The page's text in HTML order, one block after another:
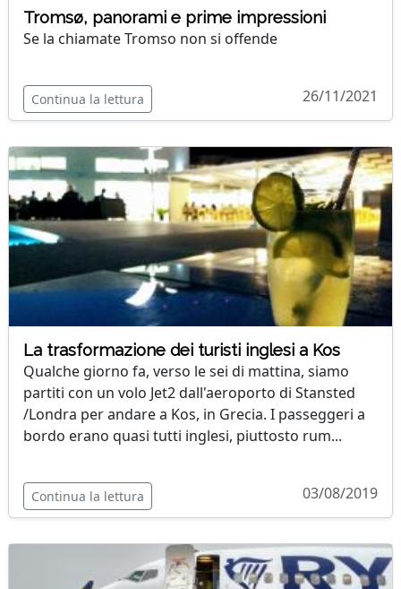
Tromsø, panorami e prime impressioni
Se la chiamate Tromso non si offende
Continua la lettura 26/11/2021
La trasformazione dei turisti inglesi a Kos
Qualche giorno fa, verso le sei di mattina, siamo
partiti con un volo Jet2 dall'aeroporto di Stansted
/Londra per andare a Kos, in Grecia. I passeggeri a
bordo erano quasi tutti inglesi, piuttosto rum...
Continua la lettura 03/08/2019